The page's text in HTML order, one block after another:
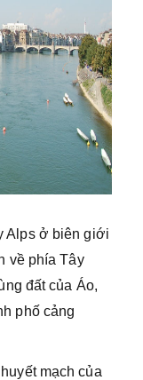
Alps ở biên giới
về phía Tây
đất của Áo,
phố cảng
mạch của